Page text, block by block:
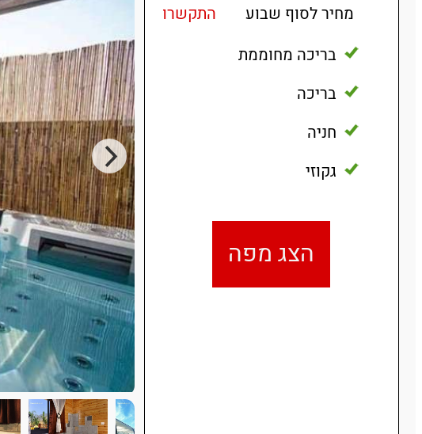
מחיר לסוף שבוע
התקשרו
בריכה מחוממת
בריכה
חניה
גקוזי
הצג מפה